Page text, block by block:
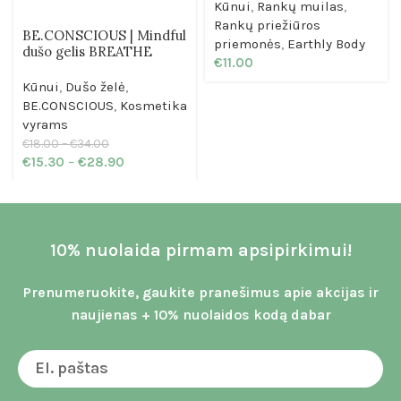
BE.CONSCIOUS | Mindful
dušo gelis BREATHE
Kūnui, Dušo želė,
BE.CONSCIOUS, Kosmetika
vyrams
€18.00 – €34.00
€15.30 – €28.90
Kūnui, Rankų muilas,
Rankų priežiūros
priemonės, Earthly Body
€11.00
10% nuolaida pirmam apsipirkimui!
Prenumeruokite, gaukite pranešimus apie akcijas ir
naujienas + 10% nuolaidos kodą dabar